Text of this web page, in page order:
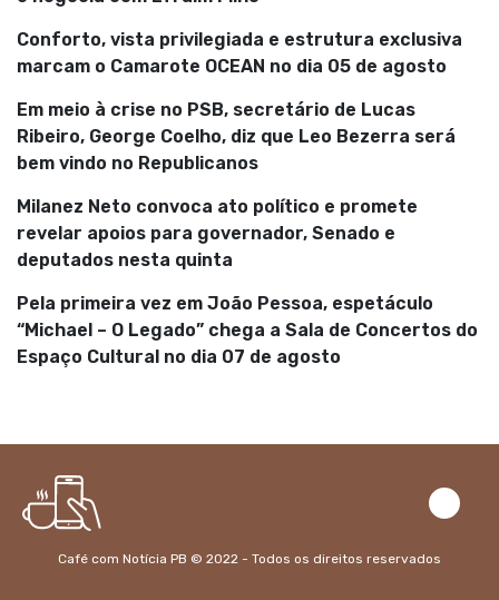
Conforto, vista privilegiada e estrutura exclusiva
marcam o Camarote OCEAN no dia 05 de agosto
Em meio à crise no PSB, secretário de Lucas
Ribeiro, George Coelho, diz que Leo Bezerra será
bem vindo no Republicanos
Milanez Neto convoca ato político e promete
revelar apoios para governador, Senado e
deputados nesta quinta
Pela primeira vez em João Pessoa, espetáculo
“Michael – O Legado” chega a Sala de Concertos do
Espaço Cultural no dia 07 de agosto
Café com Notícia PB © 2022 - Todos os direitos reservados